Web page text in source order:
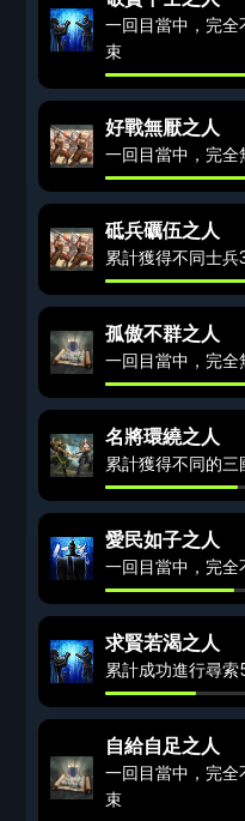
一回目當中，完
束
好戰無厭之人
一回目當中，完
砥兵礪伍之人
累計獲得不同士兵
孤傲不群之人
一回目當中，完
名將環繞之人
累計獲得不同的
愛民如子之人
一回目當中，完
求賢若渴之人
累計成功進行尋索
自給自足之人
一回目當中，完
束